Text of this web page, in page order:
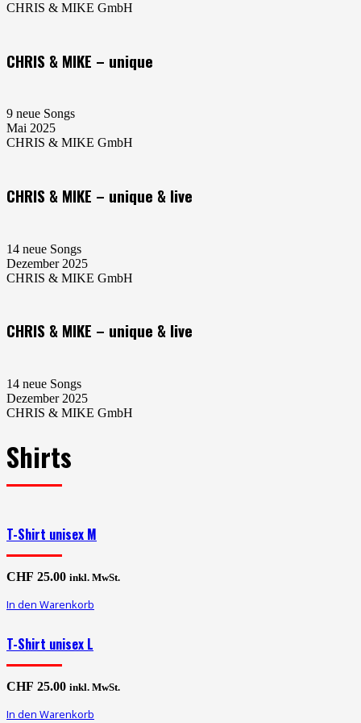
CHRIS & MIKE GmbH
CHRIS & MIKE – unique
9 neue Songs
Mai 2025
CHRIS & MIKE GmbH
CHRIS & MIKE – unique & live
14 neue Songs
Dezember 2025
CHRIS & MIKE GmbH
CHRIS & MIKE – unique & live
14 neue Songs
Dezember 2025
CHRIS & MIKE GmbH
Shirts
T-Shirt unisex M
CHF 25.00 inkl. MwSt.
In den Warenkorb
T-Shirt unisex L
CHF 25.00 inkl. MwSt.
In den Warenkorb